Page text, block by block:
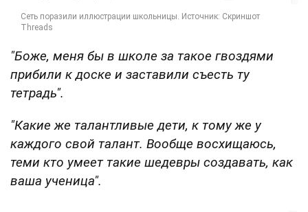
"Боже, меня бы в школе за такое гвоздями
прибили к доске и заставили съесть ту
тетрадь".
"Какие же талантливые дети, к тому же у
каждого свой талант. Вообще восхищаюсь,
теми кто умеет такие шедевры создавать, как
ваша ученица".